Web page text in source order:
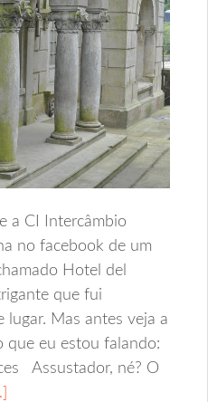
a CI Intercâmbio
no facebook de um
Hotel del
que fui
lugar. Mas antes veja a
que eu estou falando:
Assustador, né? O